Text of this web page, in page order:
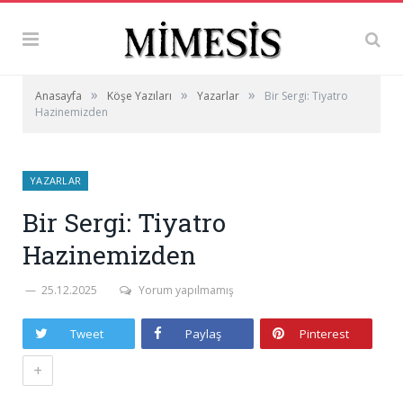
Anasayfa » Köşe Yazıları » Yazarlar »
Bir Sergi: Tiyatro
Hazinemizden
YAZARLAR
Bir Sergi: Tiyatro
Hazinemizden
25.12.2025 Yorum yapılmamış
Tweet Paylaş Pinterest
+